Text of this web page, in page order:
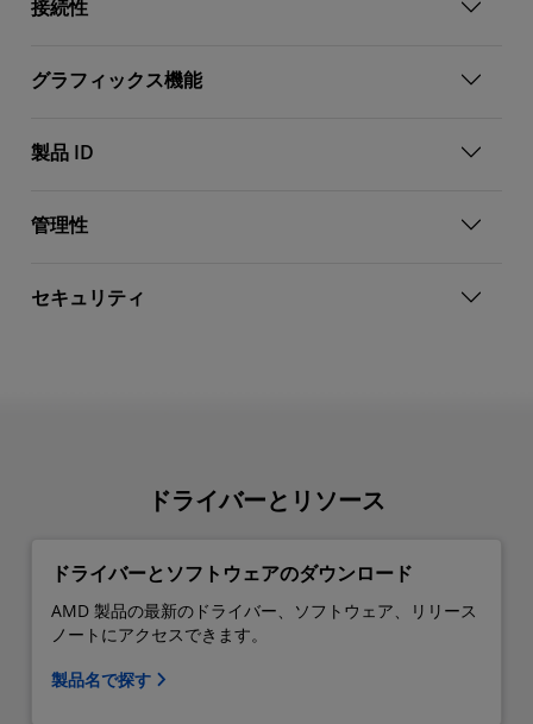
接続性
グラフィックス機能
製品 ID
管理性
セキュリティ
ドライバーとリソース
ドライバーとソフトウェアのダウンロード
AMD 製品の最新のドライバー、ソフトウェア、リリース
ノートにアクセスできます。
製品名で探す